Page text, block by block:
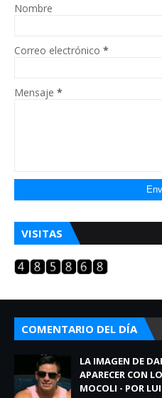
Nombre
Correo electrónico *
Mensaje *
VISITAS
COMENTARIO DEL DÍA
LA IMAGEN DE
APARECER CON
MOCOLI - POR